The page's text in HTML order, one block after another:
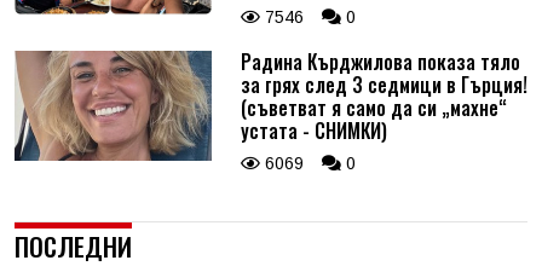
7546 0
Радина Кърджилова показа тяло
за грях след 3 седмици в Гърция!
(съветват я само да си „махне“
устата - СНИМКИ)
6069 0
ПОСЛЕДНИ